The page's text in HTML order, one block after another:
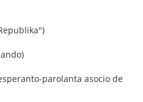
parolanta asocio de